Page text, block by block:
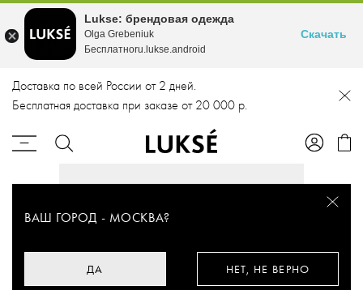
Доставка по всей России от 2 дней.
Бесплатная доставка при заказе от 20 000 р.
ВАШ ГОРОД - МОСКВА?
ДА НЕТ, НЕ ВЕРНО
Lukse: брендовая одежда
Olga Grebeniuk
Бесплатноru.lukse.android
Скачать